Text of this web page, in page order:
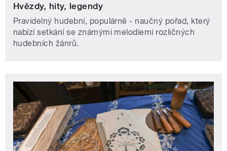
Hvězdy, hity, legendy
Pravidelný hudební, populárně - naučný pořad, který
nabízí setkání se známými melodiemi rozličných
hudebních žánrů.